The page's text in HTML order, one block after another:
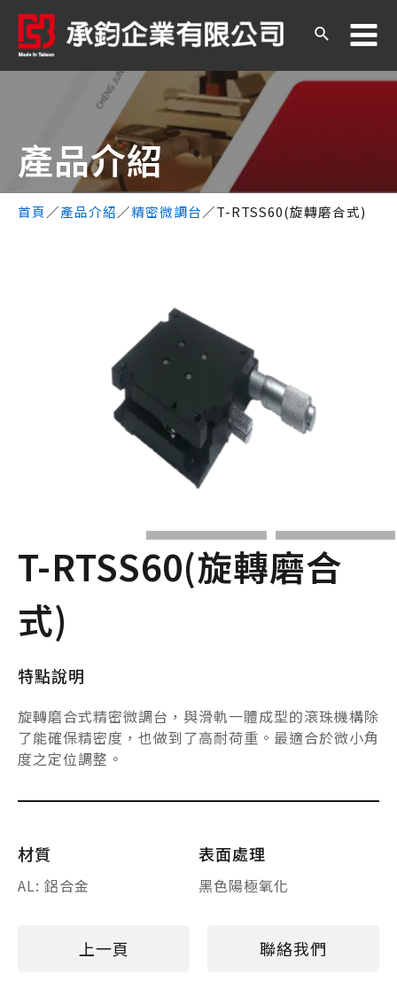
產品介紹​
首頁／產品介紹／精密微調台／T-RTSS60(旋轉磨合式)
T-RTSS60(旋轉磨合
式)
特點說明
旋轉磨合式精密微調台，與滑軌一體成型的滾珠機構除
了能確保精密度，也做到了高耐荷重。最適合於微小角
度之定位調整。
材質 表面處理
AL: 鋁合金 黑色陽極氧化
上一頁 聯絡我們